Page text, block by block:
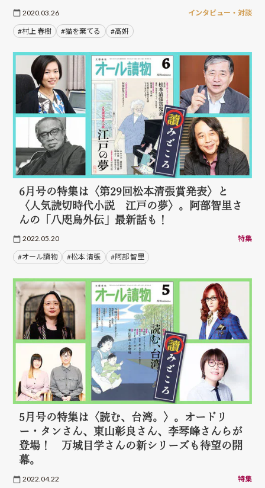
2020.03.26 インタビュー・対談
#村上 春樹 #猫を棄てる #高妍
6月号の特集は〈第29回松本清張賞発表〉と
〈人気読切時代小説 江戸の夢〉。阿部智里さ
んの「八咫烏外伝」最新話も！
2022.05.20 特集
#オール讀物 #松本 清張 #阿部 智里
5月号の特集は〈読む、台湾。〉。オードリ
ー・タンさん、東山彰良さん、李琴峰さんらが
登場！ 万城目学さんの新シリーズも待望の開
幕。
2022.04.22 特集